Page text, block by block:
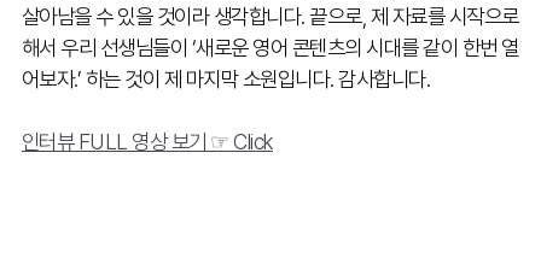
살아남을 수 있을 것이라 생각합니다. 끝으로, 제 자료를 시작으로
해서 우리 선생님들이 ‘새로운 영어 콘텐츠의 시대를 같이 한번 열
어보자.’ 하는 것이 제 마지막 소원입니다. 감사합니다.
인터뷰 FULL 영상 보기 ☞ Click